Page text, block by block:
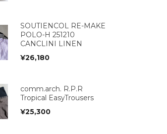
SOUTIENCOL RE-MAKE
POLO-H 251210
CANCLINI LINEN
¥26,180
comm.arch. R.P.R
Tropical EasyTrousers
¥25,300